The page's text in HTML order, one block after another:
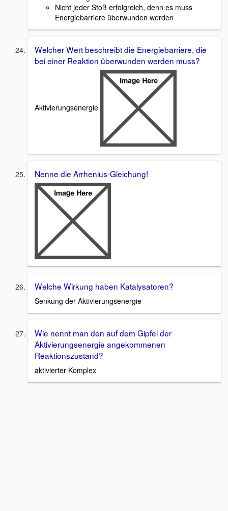
Nicht jeder Stoß erfolgreich, denn es muss
Energiebarriere überwunden werden
Welcher Wert beschreibt die Energiebarriere, die
bei einer Reaktion überwunden werden muss?
Aktivierungsenergie
Nenne die Arrhenius-Gleichung!
Welche Wirkung haben Katalysatoren?
Senkung der Aktivierungsenergie
Wie nennt man den auf dem Gipfel der
Aktivierungsenergie angekommenen
Reaktionszustand?
aktivierter Komplex